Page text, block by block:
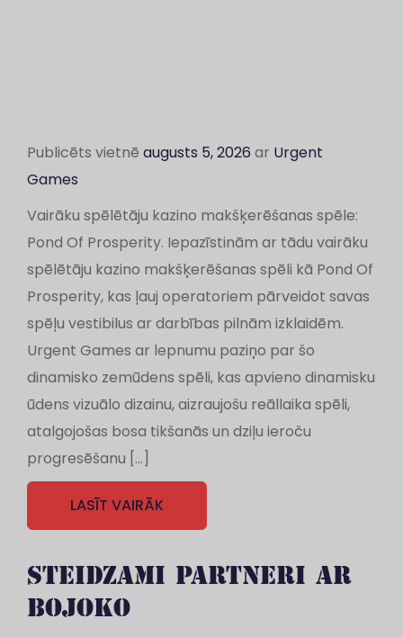
Publicēts vietnē augusts 5, 2026 ar Urgent
Games
Vairāku spēlētāju kazino makšķerēšanas spēle:
Pond Of Prosperity. Iepazīstinām ar tādu vairāku
spēlētāju kazino makšķerēšanas spēli kā Pond Of
Prosperity, kas ļauj operatoriem pārveidot savas
spēļu vestibilus ar darbības pilnām izklaidēm.
Urgent Games ar lepnumu paziņo par šo
dinamisko zemūdens spēli, kas apvieno dinamisku
ūdens vizuālo dizainu, aizraujošu reāllaika spēli,
atalgojošas bosa tikšanās un dziļu ieroču
progresēšanu […]
LASĪT VAIRĀK
STEIDZAMI PARTNERI AR
BOJOKO